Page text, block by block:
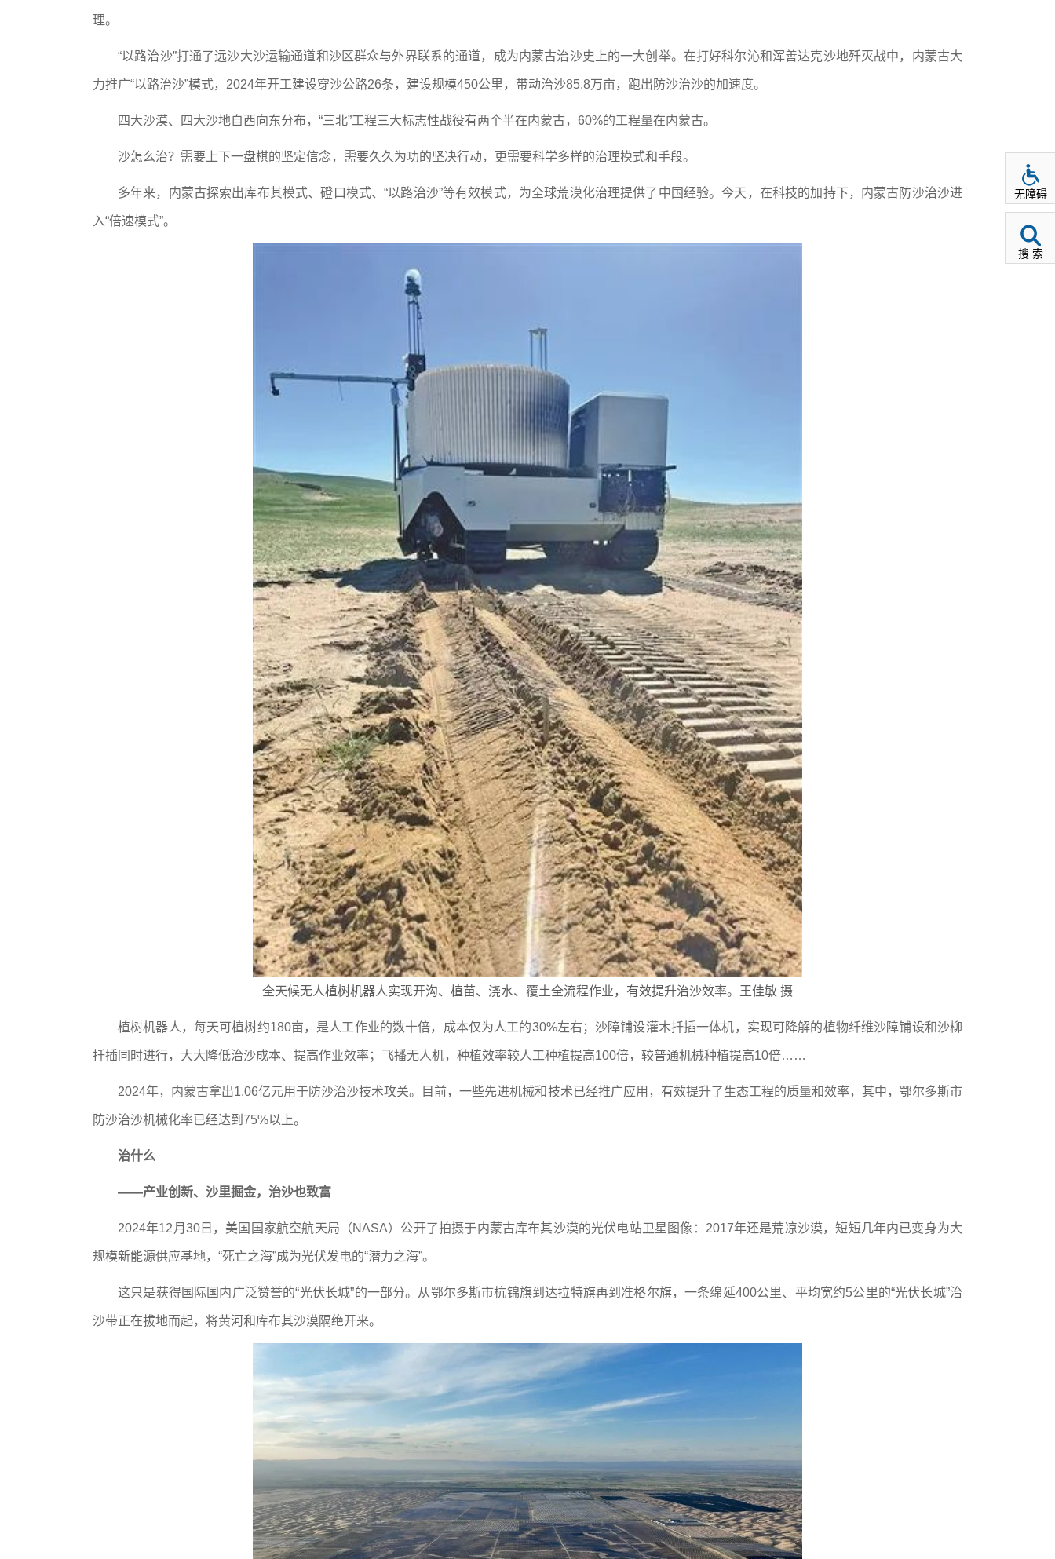
理。
“以路治沙”打通了远沙大沙运输通道和沙区群众与外界联系的通道，成为内蒙古治沙史上的一大创举。在打好科尔沁和浑善达克沙地歼灭战中，内蒙古大
力推广“以路治沙”模式，2024年开工建设穿沙公路26条，建设规模450公里，带动治沙85.8万亩，跑出防沙治沙的加速度。
四大沙漠、四大沙地自西向东分布，“三北”工程三大标志性战役有两个半在内蒙古，60%的工程量在内蒙古。
沙怎么治？需要上下一盘棋的坚定信念，需要久久为功的坚决行动，更需要科学多样的治理模式和手段。
多年来，内蒙古探索出库布其模式、磴口模式、“以路治沙”等有效模式，为全球荒漠化治理提供了中国经验。今天，在科技的加持下，内蒙古防沙治沙进
入“倍速模式”。
全天候无人植树机器人实现开沟、植苗、浇水、覆土全流程作业，有效提升治沙效率。王佳敏 摄
植树机器人，每天可植树约180亩，是人工作业的数十倍，成本仅为人工的30%左右；沙障铺设灌木扦插一体机，实现可降解的植物纤维沙障铺设和沙柳
扦插同时进行，大大降低治沙成本、提高作业效率；飞播无人机，种植效率较人工种植提高100倍，较普通机械种植提高10倍……
2024年，内蒙古拿出1.06亿元用于防沙治沙技术攻关。目前，一些先进机械和技术已经推广应用，有效提升了生态工程的质量和效率，其中，鄂尔多斯市
防沙治沙机械化率已经达到75%以上。
治什么
——产业创新、沙里掘金，治沙也致富
2024年12月30日，美国国家航空航天局（NASA）公开了拍摄于内蒙古库布其沙漠的光伏电站卫星图像：2017年还是荒凉沙漠，短短几年内已变身为大
规模新能源供应基地，“死亡之海”成为光伏发电的“潜力之海”。
这只是获得国际国内广泛赞誉的“光伏长城”的一部分。从鄂尔多斯市杭锦旗到达拉特旗再到准格尔旗，一条绵延400公里、平均宽约5公里的“光伏长城”治
沙带正在拔地而起，将黄河和库布其沙漠隔绝开来。
无障碍
搜 索